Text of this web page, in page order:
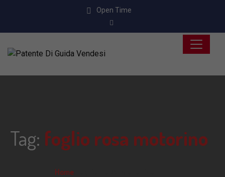
Open Time
Tag: foglio rosa motorino
Homefoglio rosa motorino